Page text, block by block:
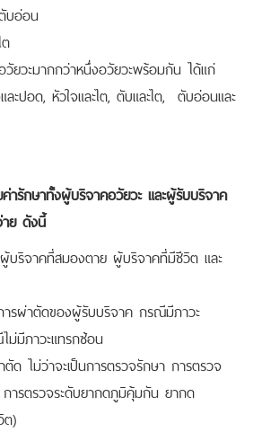
บอ่อน
ยวะมากกว่าหนึ่งอวัยวะพร้อมกัน ได้แก่
ละปอด, หัวใจและไต, ตับและไต, ตับอ่อนและ
ารักษาทั้งผู้บริจาคอวัยวะ และผู้รับบริจาค
ย ดังนี้
บริจาคที่สมองตาย ผู้บริจาคที่มีชีวิต และ
การผ่าตัดของผู้รับบริจาค กรณีมีภาวะ
ม่มีภาวะแทรกซ้อน
ตัด ไม่ว่าจะเป็นการตรวจรักษา การตรวจ
ารตรวจระดับยากดภูมิคุ้มกัน ยากด
)